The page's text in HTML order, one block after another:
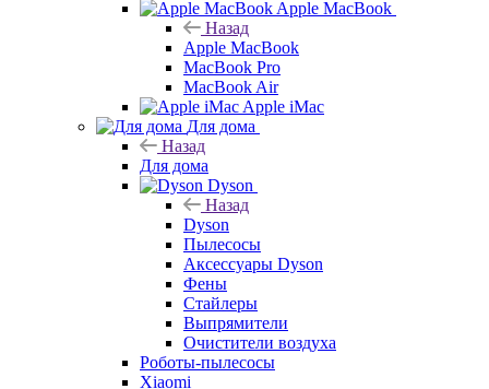
Apple MacBook
Назад
Apple MacBook
MacBook Pro
MacBook Air
Apple iMac
Для дома
Назад
Для дома
Dyson
Назад
Dyson
Пылесосы
Аксессуары Dyson
Фены
Стайлеры
Выпрямители
Очистители воздуха
Роботы-пылесосы
Xiaomi